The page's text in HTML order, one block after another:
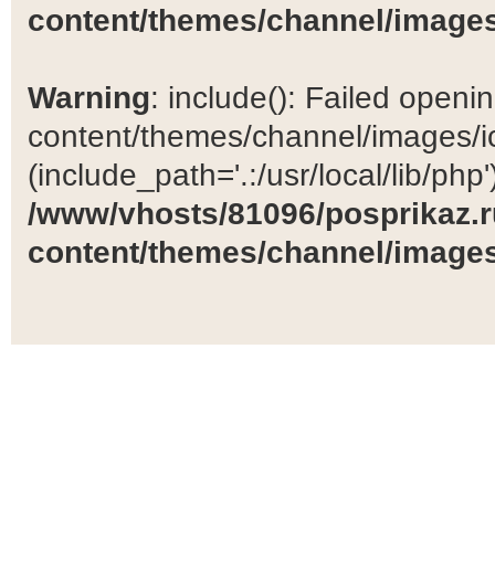
content/themes/channel/
Warning: include(): Failed
content/themes/channel/images/
(include_path='.:/usr/local/lib/
/www/vhosts/81096/
content/themes/channel/